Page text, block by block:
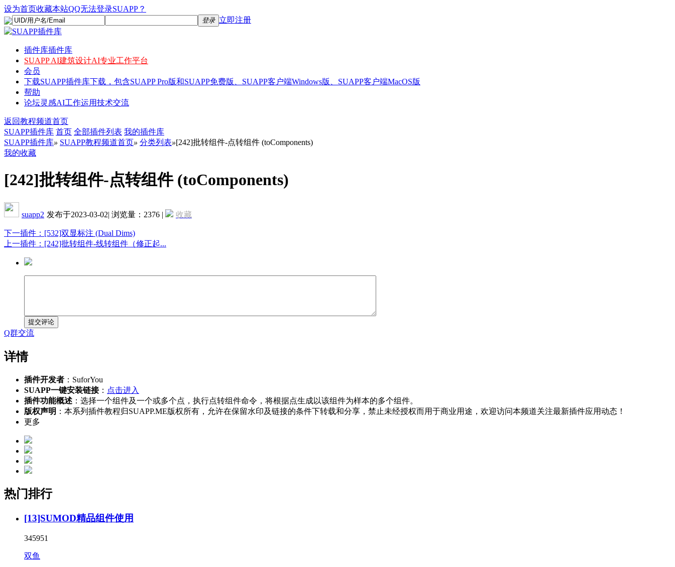
设为首页收藏本站QQ无法登录SUAPP？
登录 立即注册
插件库插件库
SUAPP AI建筑设计AI专业工作平台
会员
下载SUAPP插件库下载，包含SUAPP Pro版和SUAPP免费版、SUAPP客户端Windows版、SUAPP客户端MacOS版
帮助
论坛灵感AI工作运用技术交流
返回教程频道首页
SUAPP插件库 首页 全部插件列表 我的插件库
SUAPP插件库» SUAPP教程频道首页» 分类列表»[242]批转组件-点转组件 (toComponents)
我的收藏
[242]批转组件-点转组件 (toComponents)
suapp2 发布于2023-03-02| 浏览量：2376 | 收藏
下一插件：[532]双显标注 (Dual Dims)
上一插件：[242]批转组件-线转组件（修正起...
提交评论
Q群交流
详情
插件开发者 ：SuforYou
SUAPP一键安装链接： 点击进入
插件功能概述 ：选择一个组件及一个或多个点，执行点转组件命令，将根据点生成以该组件为样本的多个组件。
版权声明 ：本系列插件教程归SUAPP.ME版权所有，允许在保留水印及链接的条件下转载和分享，禁止未经授权而用于商业用途，欢迎访问本频道关注最新插件应用动态！
更多
热门排行
[13]SUMOD精品组件使用
345951
双鱼